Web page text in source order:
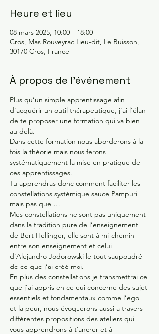
Heure et lieu
08 mars 2025, 10:00 – 18:00
Cros, Mas Rouveyrac Lieu-dit, Le Buisson,
30170 Cros, France
À propos de l'événement
Plus qu’un simple apprentissage afin
d’acquérir un outil thérapeutique, j’ai l’élan
de te proposer une formation qui va bien
au delà.
Dans cette formation nous aborderons à la
fois la théorie mais nous ferons
systématiquement la mise en pratique de
ces apprentissages.
Tu apprendras donc comment faciliter les
constellations systémique sauce Pampuri
mais pas que …
Mes constellations ne sont pas uniquement
dans la tradition pure de l’enseignement
de Bert Hellinger, elle sont à mi-chemin
entre son enseignement et celui
d’Alejandro Jodorowski le tout saupoudré
de ce que j’ai créé moi.
En plus des constellations je transmettrai ce
que j’ai appris en ce qui concerne des sujet
essentiels et fondamentaux comme l’ego
et la peur, nous évoquerons aussi a travers
différentes propositions des ateliers qui
vous apprendrons à t’ancrer et à